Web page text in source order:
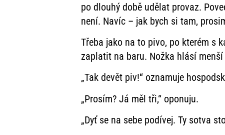
po dlouhý době udělat provaz.
není. Navíc – jak bych si tam,
Třeba jako na to pivo, po kterém s
zaplatit na baru. Nožka hlásí
„Tak devět piv!“ oznamuje
„Prosím? Já měl tři,“ oponuju.
„Dyť se na sebe podívej. Ty sotva